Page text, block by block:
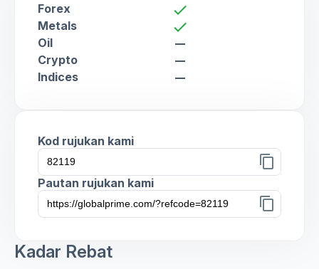
Forex check
Metals check
Oil remove
Crypto remove
Indices remove
Kod rujukan kami
content_copy
Pautan rujukan kami
content_copy
Kadar Rebat